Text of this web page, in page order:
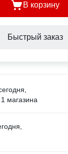
В корзину
Быстрый заказ
1 магазина